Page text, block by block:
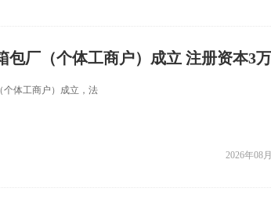
包厂（个体工商户）成立 注册资本3
个体工商户）成立，法
2026年08